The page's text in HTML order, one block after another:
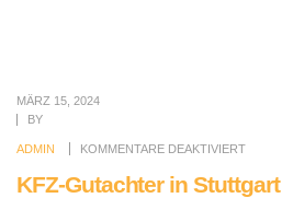
MÄRZ 15, 2024
BY
ADMIN KOMMENTARE DEAKTIVIERT
KFZ-Gutachter in